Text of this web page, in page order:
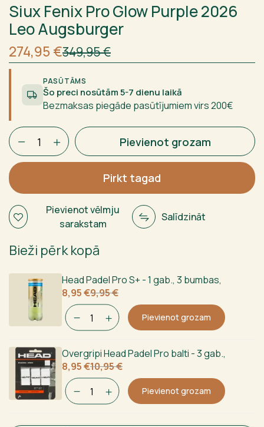
Siux Fenix Pro Glow Purple 2026
Leo Augsburger
349,95€
Sākotnējā
cena
bija:349,95 €.
274,95 €
Current
price
is:274,95 €.PASŪTĀMS
Šo preci nosūtām 5-7 dienu laikā
Bezmaksas piegāde pasūtījumiem virs 200€
Siux
Fenix
Pro
Glow
Purple
2026
Leo
Augsburger
daudzums
Pievienot grozam
Pirkt tagad
Pievienot vēlmju
sarakstam
Salīdzināt
Bieži pērk kopā
Head Padel Pro S+ - 1 gab., 3 bumbas,
9,95€
Sākotnējā
cena
bija:
9,95 €.
8,95€
Current
price
is:
8,95 €.
Pievienot grozam
Overgripi Head Padel Pro balti - 3 gab.,
10,95€
Sākotnējā
cena
bija:
10,95 €.
8,95€
Current
price
is:
8,95 €.
Pievienot grozam